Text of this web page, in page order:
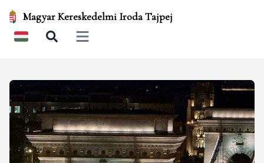
Magyar Kereskedelmi Iroda Tajpej
Open main menu